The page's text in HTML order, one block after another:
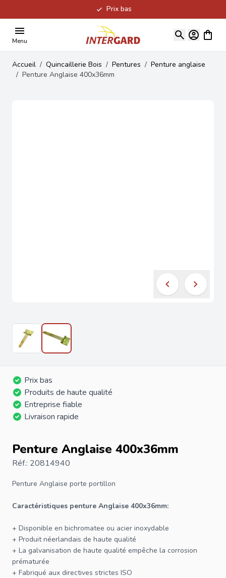
Prix bas
Menu
Voir
Accueil / Quincaillerie Bois / Pentures / Penture anglaise
/ Penture Anglaise 400x36mm
Prix bas
Produits de haute qualité
Entreprise fiable
Livraison rapide
Penture Anglaise 400x36mm
Réf.: 20814940
Penture Anglaise porte portillon
Caractéristiques penture Anglaise 400x36mm:
+ Disponible en bichromatee ou acier inoxydable
+ Produit néerlandais de haute qualité
+ La galvanisation de haute qualité empêche la corrosion
prématurée
+ Fabriqué aux directives strictes ISO